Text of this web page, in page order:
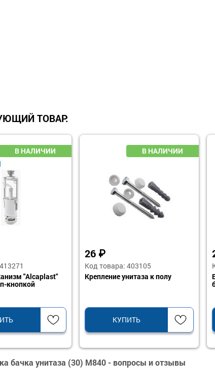
ТОВАР:
"Alcaplast"
кнопкой
26 ₽
Код товара: 403105
Крепление унитаза к полу
КУПИТЬ
бачка унитаза (30) M840 - вопросы и отзывы